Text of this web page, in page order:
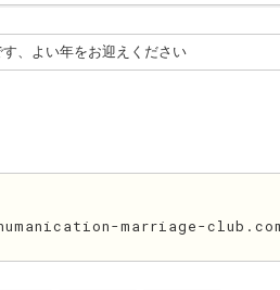
、よい年をお迎えください
marriage-